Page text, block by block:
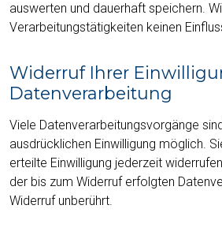
auswerten und dauerhaft speichern.
Verarbeitungstätigkeiten keinen
Widerruf Ihrer
Datenverarbeitung
Viele Datenverarbeitungsvorgänge
ausdrücklichen Einwilligung möglich.
erteilte Einwilligung jederzeit
der bis zum Widerruf erfolgten
Widerruf unberührt.